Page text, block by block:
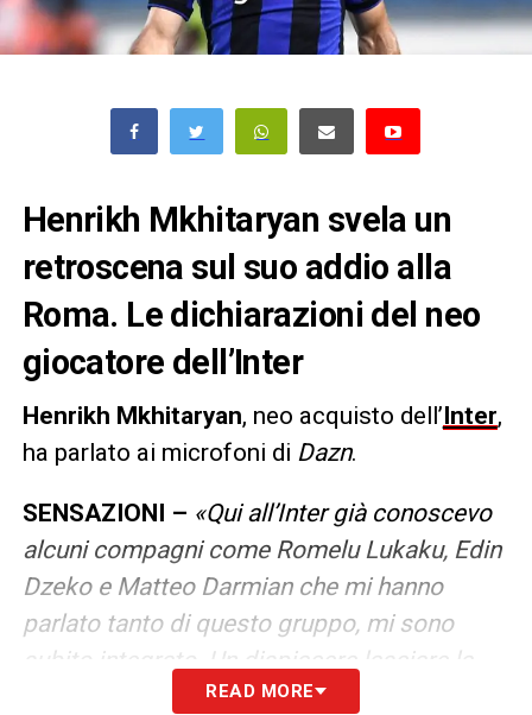
Henrikh Mkhitaryan svela un
retroscena sul suo addio alla
Roma. Le dichiarazioni del neo
giocatore dell’Inter
Henrikh Mkhitaryan, neo acquisto dell’Inter,
ha parlato ai microfoni di Dazn.
SENSAZIONI – «Qui all’Inter già conoscevo
alcuni compagni come Romelu Lukaku, Edin
Dzeko e Matteo Darmian che mi hanno
parlato tanto di questo gruppo, mi sono
subito integrato. Un dispiacere lasciare la
ma a 33 anni ho voluto provare
READ MORE